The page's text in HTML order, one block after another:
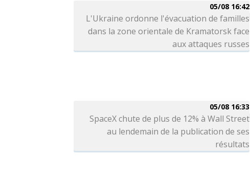
05/08 16:42
L'Ukraine ordonne l'évacuation de familles
dans la zone orientale de Kramatorsk face
aux attaques russes
05/08 16:33
SpaceX chute de plus de 12% à Wall Street
au lendemain de la publication de ses
résultats